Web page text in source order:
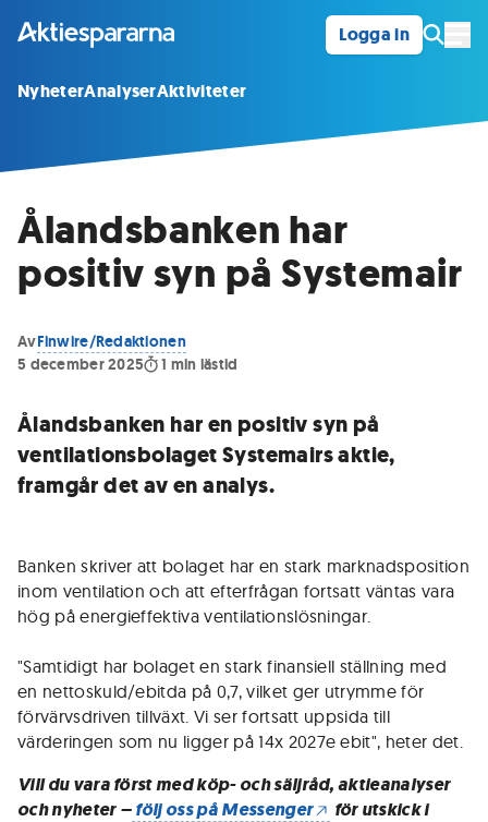
Logga in
NyheterAnalyserAktiviteter
Ålandsbanken har
positiv syn på Systemair
AvFinwire/Redaktionen
5 december 2025
1 min lästid
Ålandsbanken har en positiv syn på
ventilationsbolaget Systemairs aktie,
framgår det av en analys.
Banken skriver att bolaget har en stark marknadsposition
inom ventilation och att efterfrågan fortsatt väntas vara
hög på energieffektiva ventilationslösningar.
"Samtidigt har bolaget en stark finansiell ställning med
en nettoskuld/ebitda på 0,7, vilket ger utrymme för
förvärvsdriven tillväxt. Vi ser fortsatt uppsida till
värderingen som nu ligger på 14x 2027e ebit", heter det.
Vill du vara först med köp- och säljråd, aktieanalyser
och nyheter –följ oss på Messenger
för utskick i